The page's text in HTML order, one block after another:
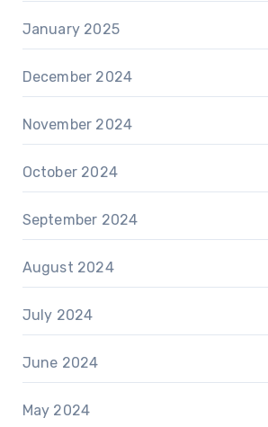
January 2025
December 2024
November 2024
October 2024
September 2024
August 2024
July 2024
June 2024
May 2024